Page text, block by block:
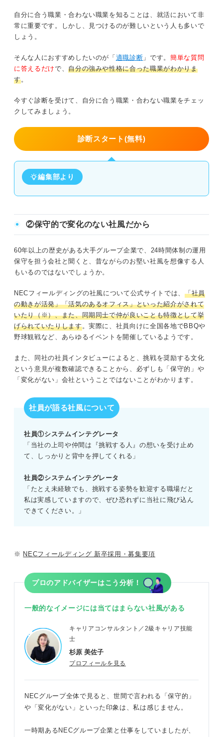
自分に合う職業・合わない職業を知ることは、就活において非
常に重要です。しかし、見つけるのが難しいという人も多いで
しょう。
そんな人におすすめしたいのが「 適職診断 」です。 簡単な質問
に答えるだけで、自分の強みや性格に合った職業がわかりま
す。
今すぐ診断を受けて、自分に合う職業・合わない職業をチェッ
クしてみましょう。
診断スタート(無料)
編集部より
②保守的で変化のない社風だから
60年以上の歴史がある大手グループ企業で、24時間体制の運用
保守を担う会社と聞くと、昔ながらのお堅い社風を想像する人
もいるのではないでしょうか。
NECフィールディングの社風について公式サイトでは、 「社員
の動きが活発」「活気のあるオフィス」といった紹介がされて
いたり（※）、また、同期同士で仲が良いことも特徴として挙
げられていたりします。実際に、社員向けに全国各地でBBQや
野球観戦など、あらゆるイベントを開催しているようです。
また、同社の社員インタビューによると、挑戦を奨励する文化
という意見が複数確認できることから、必ずしも「保守的」や
「変化がない」会社ということではないことがわかります。
社員が語る社風について
社員①システムインテグレータ
「当社の上司や仲間は『挑戦する人』の想いを受け止め
て、しっかりと背中を押してくれる」
社員②システムインテグレータ
「たとえ未経験でも、挑戦する姿勢を歓迎する職場だと
私は実感していますので、ぜひ恐れずに当社に飛び込ん
できてください。」
※ NECフィールディング 新卒採用・募集要項
プロのアドバイザーはこう分析！
一般的なイメージには当てはまらない社風がある
キャリアコンサルタント／2級キャリア技能
士
杉原 美佐子
プロフィールを見る
NECグループ全体で見ると、世間で言われる「保守的」
や「変化がない」といった印象は、私は感じません。
一時期あるNECグループ企業と仕事をしていましたが、